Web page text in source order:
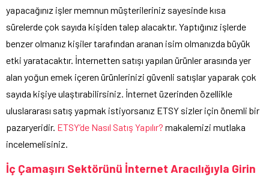
yapacağınız işler memnun müşterileriniz sayesinde kısa
sürelerde çok sayıda kişiden talep alacaktır. Yaptığınız işlerde
benzer olmanız kişiler tarafından aranan isim olmanızda büyük
etki yaratacaktır. İnternetten satışı yapılan ürünler arasında yer
alan yoğun emek içeren ürünlerinizi güvenli satışlar yaparak çok
sayıda kişiye ulaştırabilirsiniz. İnternet üzerinden özellikle
uluslararası satış yapmak istiyorsanız ETSY sizler için önemli bir
pazaryeridir. ETSY’de Nasıl Satış Yapılır? makalemizi mutlaka
incelemelisiniz.
İç Çamaşırı Sektörünü İnternet Aracılığıyla Girin